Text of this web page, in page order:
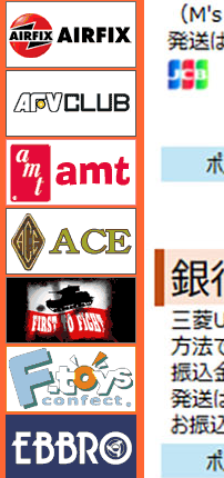
エアフィックス
AFVクラブ
エフトイズ
エブロ